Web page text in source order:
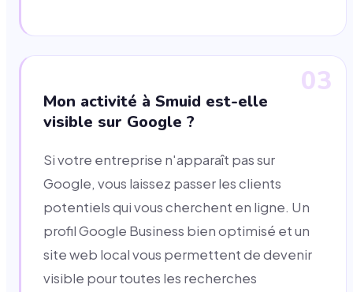
03
Mon activité à Smuid est-elle
visible sur Google ?
Si votre entreprise n'apparaît pas sur
Google, vous laissez passer les clients
potentiels qui vous cherchent en ligne. Un
profil Google Business bien optimisé et un
site web local vous permettent de devenir
visible pour toutes les recherches